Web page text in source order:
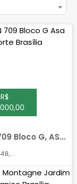
R$
Bloco G, ASA
48,60